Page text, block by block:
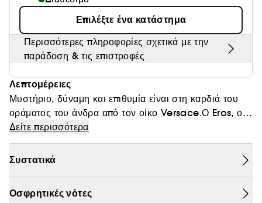
Θαμπάδα Επιλέξτε ένα κατάστημα
Περισσότερες πληροφορίες σχετικά με την
παράδοση & τις επιστροφές
Λεπτομέρειες
Μυστήριο, δύναμη και επιθυμία είναι στη καρδιά του
οράματος του άνδρα από τον οίκο Versace.Ο Eros, ο
θεός του έρωτα, είναι η απόλυτη ενσάρκωση αυτής της
αρρενωπότητας με την καθαρή δύναμη και το ανίκητο
πάθος.
Δείτε περισσότερα
Συστατικά
Οσφρητικές νότες